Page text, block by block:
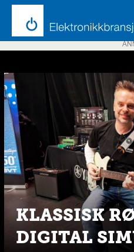
Emne:
helix
KLASSISK
DIGITAL